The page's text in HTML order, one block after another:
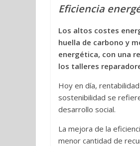
Eficiencia
Los altos costes
huella de carbono y
energética, con una
los talleres
Hoy en día,
sostenibilidad se
desarrollo social.
La mejora de la
menor cantidad de